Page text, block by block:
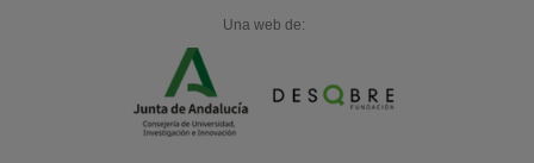
Una web de: